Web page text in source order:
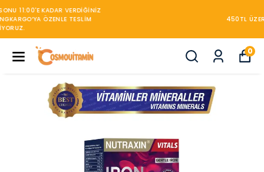
450TL ÜZERİ KARGO BEDAVA
0